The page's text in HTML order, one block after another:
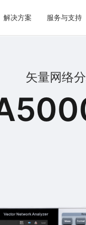
解决方案 服务与支持
矢量网络